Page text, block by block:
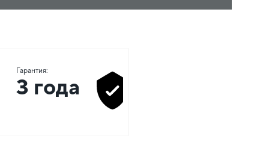
Гарантия:
3 года